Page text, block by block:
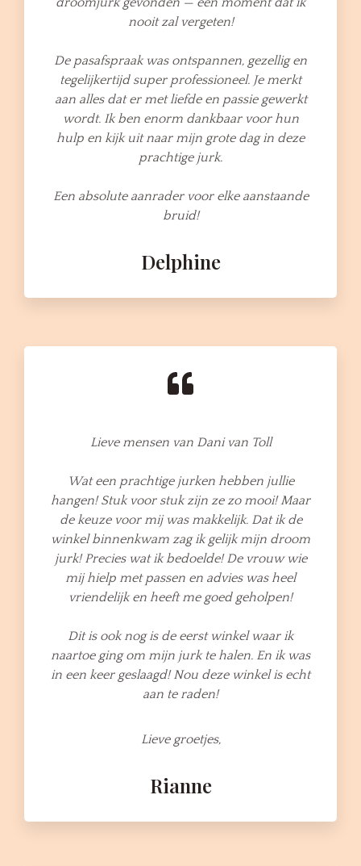
nooit zal vergeten!
De pasafspraak was ontspannen, gezellig en
tegelijkertijd super professioneel. Je merkt
aan alles dat er met liefde en passie gewerkt
wordt. Ik ben enorm dankbaar voor hun
hulp en kijk uit naar mijn grote dag in deze
prachtige jurk.
Een absolute aanrader voor elke aanstaande
bruid!
Delphine
Lieve mensen van Dani van Toll
Wat een prachtige jurken hebben jullie
hangen! Stuk voor stuk zijn ze zo mooi! Maar
de keuze voor mij was makkelijk. Dat ik de
winkel binnenkwam zag ik gelijk mijn droom
jurk! Precies wat ik bedoelde! De vrouw wie
mij hielp met passen en advies was heel
vriendelijk en heeft me goed geholpen!
Dit is ook nog is de eerst winkel waar ik
naartoe ging om mijn jurk te halen. En ik was
in een keer geslaagd! Nou deze winkel is echt
aan te raden!
Lieve groetjes,
Rianne